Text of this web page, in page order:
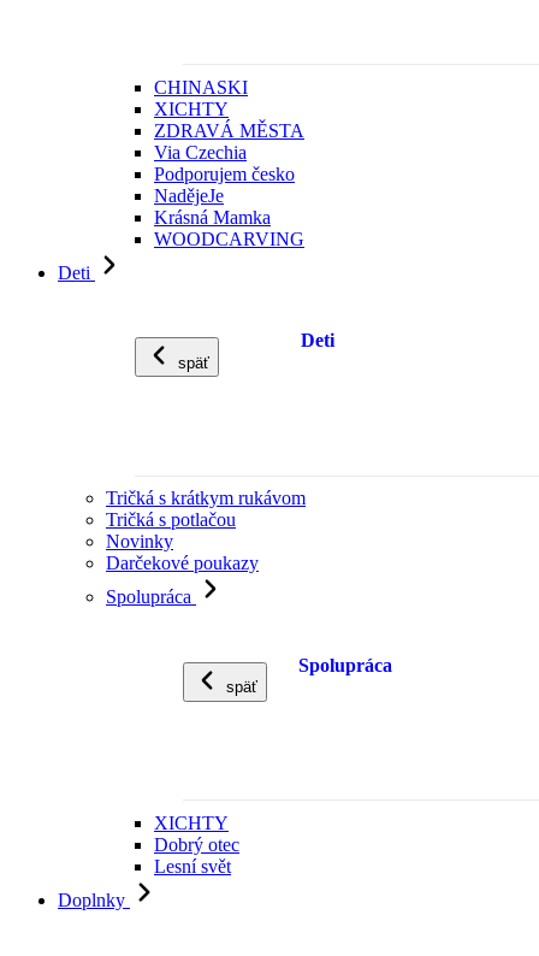
CHINASKI
XICHTY
ZDRAVÁ MĚSTA
Via Czechia
Podporujem česko
NadějeJe
Krásná Mamka
WOODCARVING
Deti
späť
Deti
Tričká s krátkym rukávom
Tričká s potlačou
Novinky
Darčekové poukazy
Spolupráca
späť
Spolupráca
XICHTY
Dobrý otec
Lesní svět
Doplnky